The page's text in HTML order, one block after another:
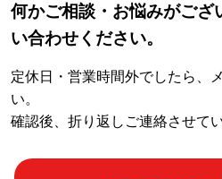
何かご相談・お悩みがござ
い合わせください。
定休日・営業時間外でしたら、
い。
確認後、折り返しご連絡させて